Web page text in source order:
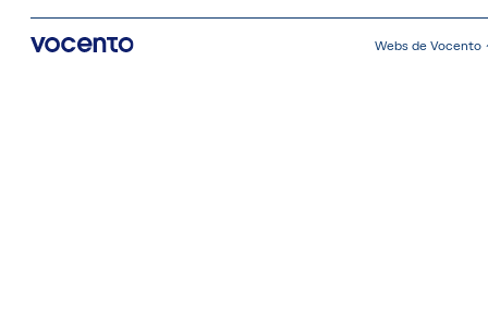
Webs de Vocento